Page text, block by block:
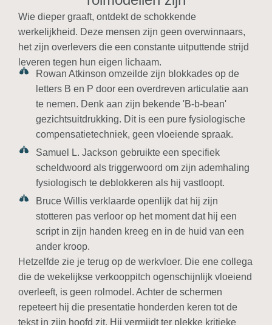
Wie dieper graaft, ontdekt de schokkende
werkelijkheid. Deze mensen zijn geen overwinnaars,
het zijn overlevers die een constante uitputtende strijd
leveren tegen hun eigen lichaam.
Rowan Atkinson omzeilde zijn blokkades op de
letters B en P door een overdreven articulatie aan
te nemen. Denk aan zijn bekende 'B-b-bean'
gezichtsuitdrukking. Dit is een pure fysiologische
compensatietechniek, geen vloeiende spraak.
Samuel L. Jackson gebruikte een specifiek
scheldwoord als triggerwoord om zijn ademhaling
fysiologisch te deblokkeren als hij vastloopt.
Bruce Willis verklaarde openlijk dat hij zijn
stotteren pas verloor op het moment dat hij een
script in zijn handen kreeg en in de huid van een
ander kroop.
Hetzelfde zie je terug op de werkvloer. Die ene collega
die de wekelijkse verkooppitch ogenschijnlijk vloeiend
overleeft, is geen rolmodel. Achter de schermen
repeteert hij die presentatie honderden keren tot de
tekst in zijn hoofd zit. Hij vermijdt ter plekke kritieke